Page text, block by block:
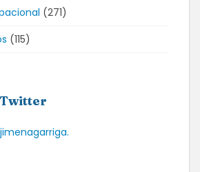
(271)
(115)